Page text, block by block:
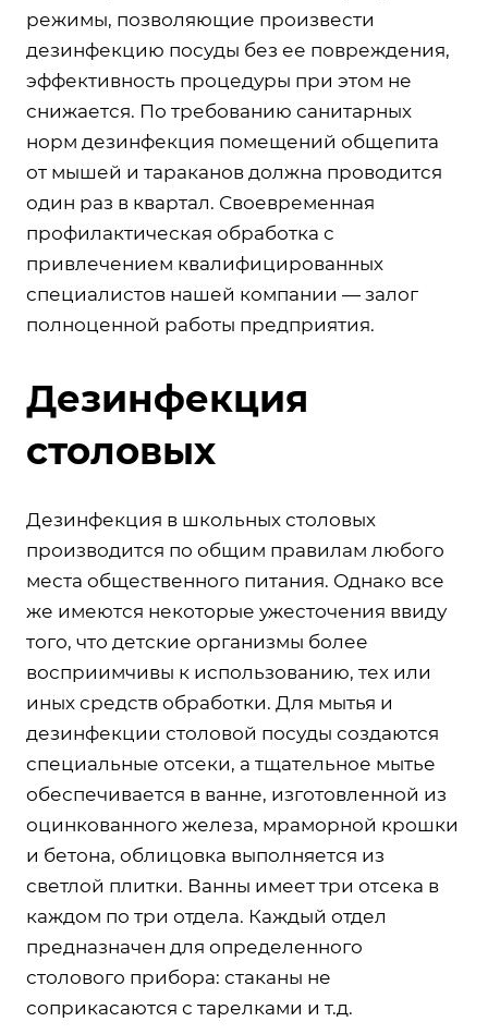
режимы, позволяющие произвести
дезинфекцию посуды без ее повреждения,
эффективность процедуры при этом не
снижается. По требованию санитарных
норм дезинфекция помещений общепита
от мышей и тараканов должна проводится
один раз в квартал. Своевременная
профилактическая обработка с
привлечением квалифицированных
специалистов нашей компании — залог
полноценной работы предприятия.
Дезинфекция
столовых
Дезинфекция в школьных столовых
производится по общим правилам любого
места общественного питания. Однако все
же имеются некоторые ужесточения ввиду
того, что детские организмы более
восприимчивы к использованию, тех или
иных средств обработки. Для мытья и
дезинфекции столовой посуды создаются
специальные отсеки, а тщательное мытье
обеспечивается в ванне, изготовленной из
оцинкованного железа, мраморной крошки
и бетона, облицовка выполняется из
светлой плитки. Ванны имеет три отсека в
каждом по три отдела. Каждый отдел
предназначен для определенного
столового прибора: стаканы не
соприкасаются с тарелками и т.д.